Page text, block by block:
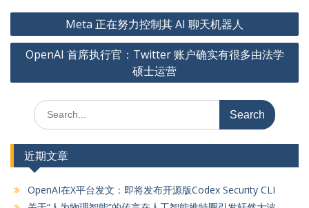
文
章
航
Meta 正在努力控制其 AI 聊天机器人
OpenAI 首席执行官：Twitter 账户确实有很多由法学
硕士运营
Search
for:
近期文章
OpenAI在X平台发文：即将发布开源版Codex Security CLI